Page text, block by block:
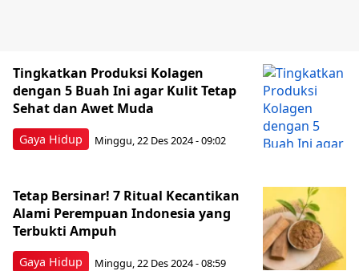
Gaya Hidup
Tingkatkan Produksi Kolagen
dengan 5 Buah Ini agar Kulit Tetap
Sehat dan Awet Muda
Minggu, 22 Des 2024 - 09:02
Gaya Hidup
Tetap Bersinar! 7 Ritual Kecantikan
Alami Perempuan Indonesia yang
Terbukti Ampuh
Minggu, 22 Des 2024 - 08:59